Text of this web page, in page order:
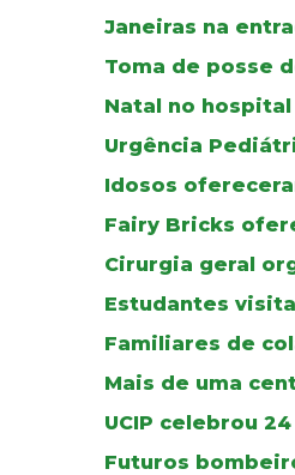
Janeiras na
Toma de posse
Natal no hospital
Urgência
Idosos
Fairy Bricks
Cirurgia geral
Estudantes
Familiares de
Mais de uma
UCIP celebrou
Futuros